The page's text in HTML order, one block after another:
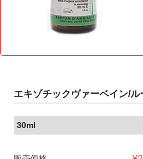
エキゾチックヴァーベイン/
30ml